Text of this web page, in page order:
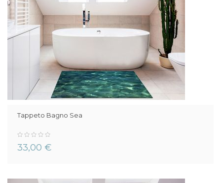
Tappeto Bagno Sea
0%
33,00 €